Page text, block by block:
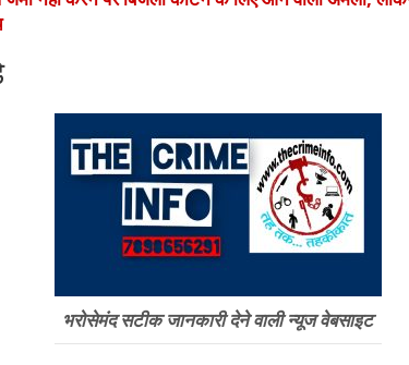
भरोसेमंद सटीक जानकारी देने वाली न्यूज वेबसाइट